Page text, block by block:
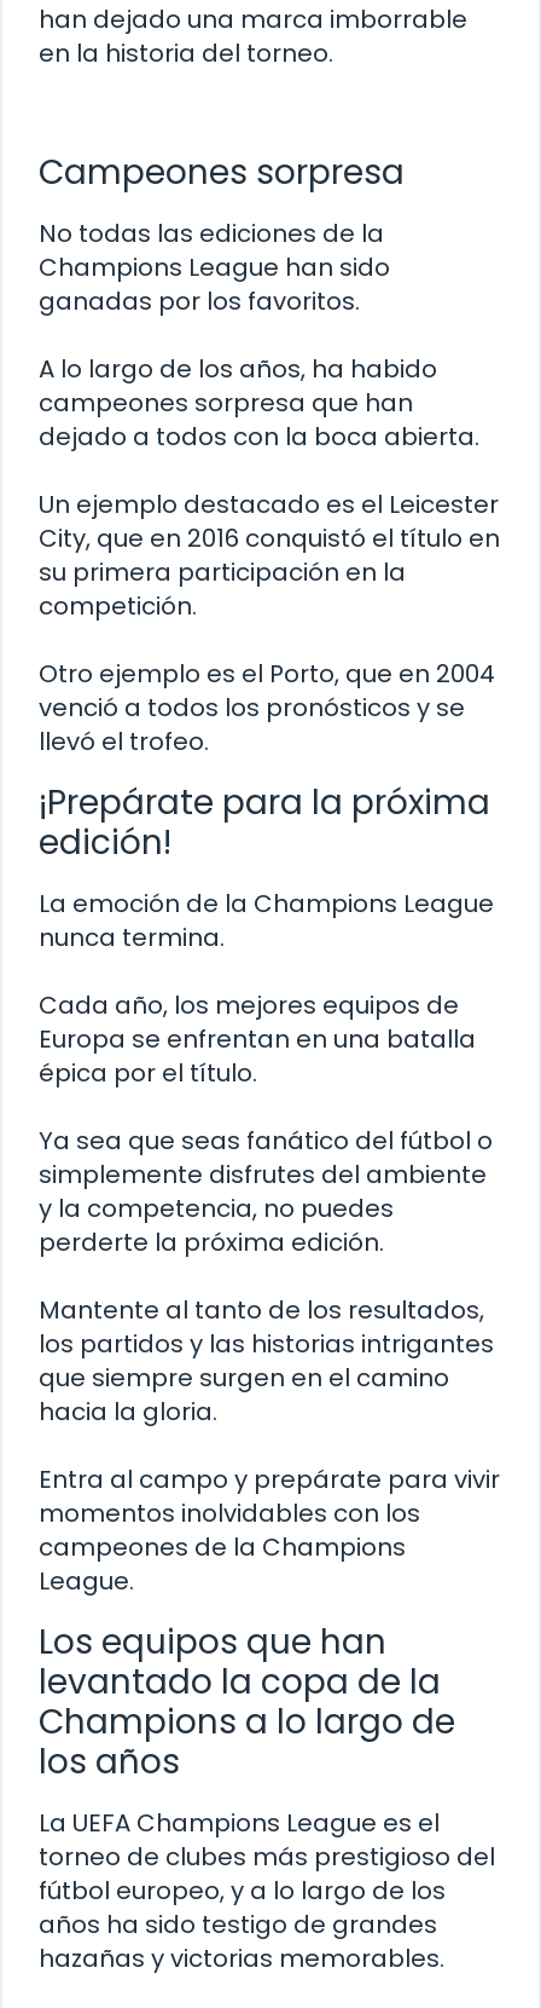
han dejado una marca imborrable
en la historia del torneo.
Campeones sorpresa
No todas las ediciones de la
Champions League han sido
ganadas por los favoritos.
A lo largo de los años, ha habido
campeones sorpresa que han
dejado a todos con la boca abierta.
Un ejemplo destacado es el Leicester
City, que en 2016 conquistó el título en
su primera participación en la
competición.
Otro ejemplo es el Porto, que en 2004
venció a todos los pronósticos y se
llevó el trofeo.
¡Prepárate para la próxima
edición!
La emoción de la Champions League
nunca termina.
Cada año, los mejores equipos de
Europa se enfrentan en una batalla
épica por el título.
Ya sea que seas fanático del fútbol o
simplemente disfrutes del ambiente
y la competencia, no puedes
perderte la próxima edición.
Mantente al tanto de los resultados,
los partidos y las historias intrigantes
que siempre surgen en el camino
hacia la gloria.
Entra al campo y prepárate para vivir
momentos inolvidables con los
campeones de la Champions
League.
Los equipos que han
levantado la copa de la
Champions a lo largo de
los años
La UEFA Champions League es el
torneo de clubes más prestigioso del
fútbol europeo, y a lo largo de los
años ha sido testigo de grandes
hazañas y victorias memorables.